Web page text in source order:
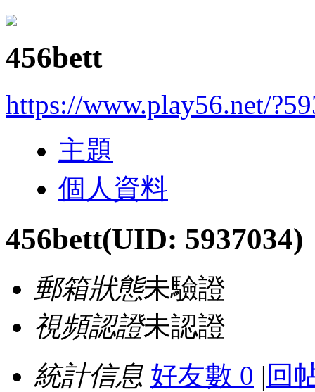
456bett
https://www.play56.net/
主題
個人資料
456bett(UID: 5937034)
郵箱狀態未驗證
視頻認證未認證
統計信息 好友數 0 | 回